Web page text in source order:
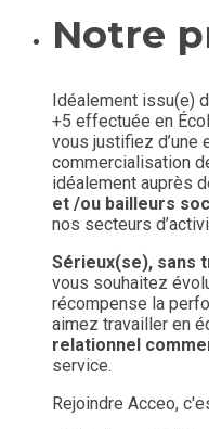
Notre
Idéalement issu(e)
+5 effectuée en
vous justifiez d’une
commercialisation
idéalement auprès
et /ou bailleurs
nos secteurs
Sérieux(se), sans
vous souhaitez
récompense la
aimez travailler en
relationnel
service.
Rejoindre Acceo,